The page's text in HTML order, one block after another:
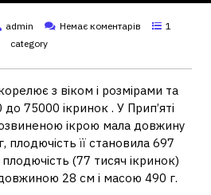
admin Немає коментарів
1
category
з віком і розмірами та
75000 ікринок . У Прип’яті
ікрою мала довжину
плодючість її становила 697
(77 тисяч ікринок)
довжиною 28 см і масою 490 г.